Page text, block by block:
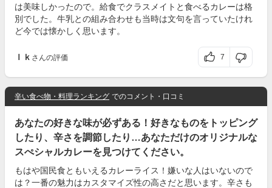
は美味しかったので。給食でクラスメイトと食べるカレーは格
別でした。牛乳との組み合わせも当時は文句を言っていたけれ
ど今では懐かしく思います。
ｌｋ さんの評価 7
辛い食べ物・料理ランキング でのコメント・口コミ
あなたの好きな味が必ずある！好きなものをトッピング
したり、辛さを調節したり…あなただけのオリジナルな
スぺシャルカレーを見つけてください。
もはや国民食ともいえるカレーライス！嫌いな人はいないので
は？一番の魅力はカスタマイズ性の高さだと思います。辛さも